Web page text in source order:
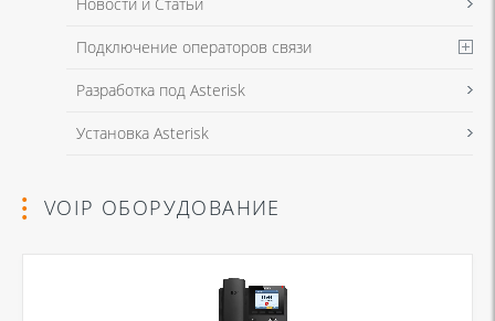
Новости и Статьи
Подключение операторов связи
Разработка под Asterisk
Установка Asterisk
VOIP ОБОРУДОВАНИЕ